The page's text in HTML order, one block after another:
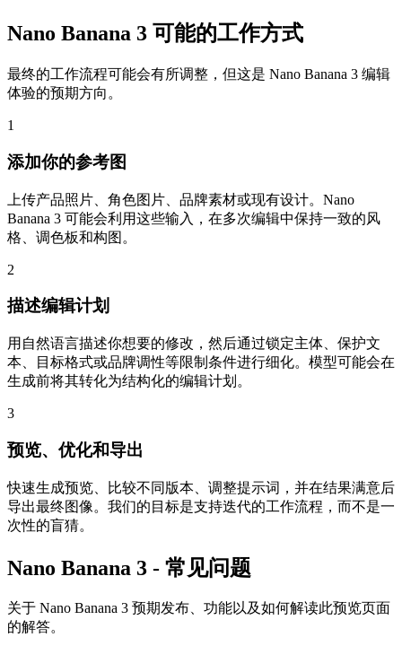
Nano Banana 3 可能的工作方式
最终的工作流程可能会有所调整，但这是 Nano Banana 3 编辑
体验的预期方向。
1
添加你的参考图
上传产品照片、角色图片、品牌素材或现有设计。Nano
Banana 3 可能会利用这些输入，在多次编辑中保持一致的风
格、调色板和构图。
2
描述编辑计划
用自然语言描述你想要的修改，然后通过锁定主体、保护文
本、目标格式或品牌调性等限制条件进行细化。模型可能会在
生成前将其转化为结构化的编辑计划。
3
预览、优化和导出
快速生成预览、比较不同版本、调整提示词，并在结果满意后
导出最终图像。我们的目标是支持迭代的工作流程，而不是一
次性的盲猜。
Nano Banana 3 - 常见问题
关于 Nano Banana 3 预期发布、功能以及如何解读此预览页面
的解答。